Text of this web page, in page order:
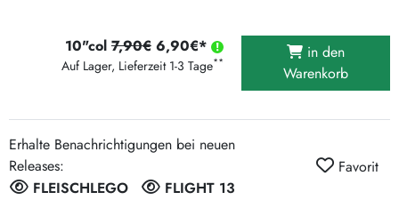
10"col 7,90€6,90€*
Auf Lager, Lieferzeit 1-3 Tage**
in den
Warenkorb
Erhalte Benachrichtigungen bei neuen
Releases:
FLEISCHLEGO
FLIGHT 13
Favorit